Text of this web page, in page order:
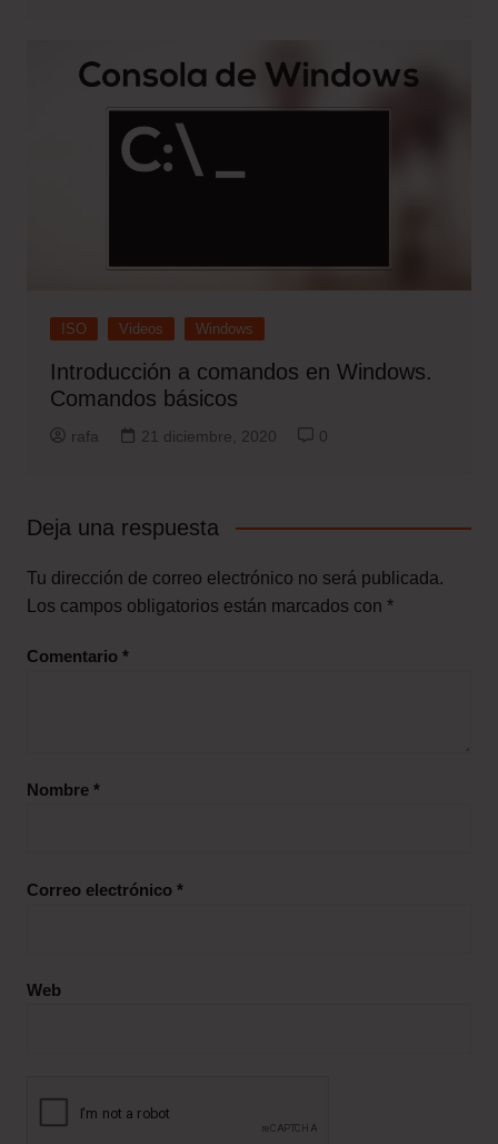
ISO Videos Windows
Introducción a comandos en Windows.
Comandos básicos
rafa 21 diciembre, 2020 0
Deja una respuesta
Tu dirección de correo electrónico no será publicada.
Los campos obligatorios están marcados con *
Comentario *
Nombre *
Correo electrónico *
Web